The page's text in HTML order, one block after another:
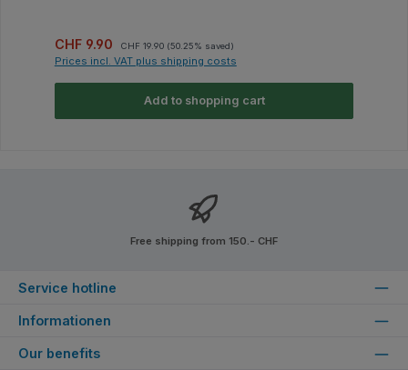
Sale price:
CHF 9.90 CHF 19.90 (50.25% saved)
Prices incl. VAT plus shipping costs
Add to shopping cart
Free shipping from 150.- CHF
Service hotline
Informationen
Our benefits